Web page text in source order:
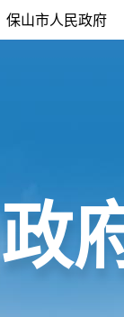
保山市人民政府
政